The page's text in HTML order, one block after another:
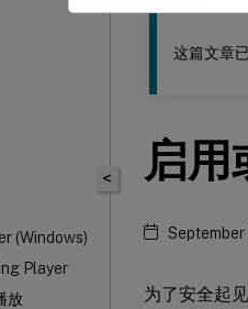
(Windows)
Player
放
<
这篇文章
启用
为了安全起